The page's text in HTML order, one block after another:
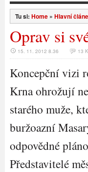
Tu si: Home » Hlavní
Oprav si
15. 11. 2012 8.36 13
Koncepční vizi
Krna ohrožují
starého muže,
buržoazní
odpovědné
Představitelé